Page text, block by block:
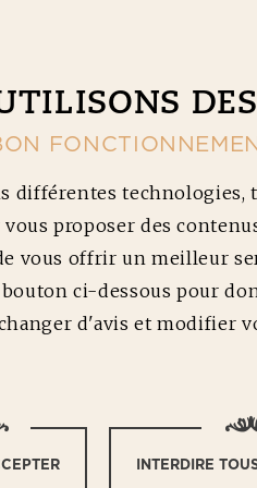
:
différentes technologies,
proposer des
vous offrir un meilleur
ci-dessous pour
d'avis et modifier
INTERDIRE